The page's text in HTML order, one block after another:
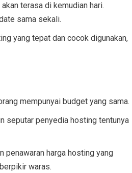
terasa di kemudian hari.
sama sekali.
yang tepat dan cocok digunakan,
mempunyai budget yang sama.
seputar penyedia hosting tentunya
penawaran harga hosting yang
waras.